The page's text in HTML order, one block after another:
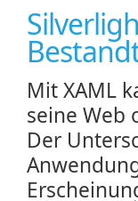
Mit XAML
seine Web
Der